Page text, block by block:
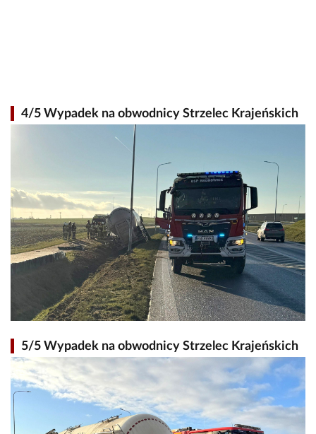
4/5 Wypadek na obwodnicy Strzelec Krajeńskich
5/5 Wypadek na obwodnicy Strzelec Krajeńskich